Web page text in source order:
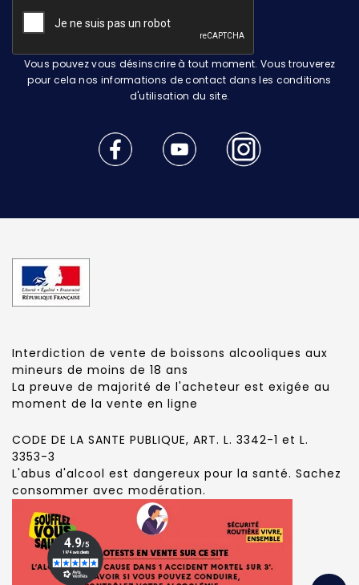
Vous pouvez vous désinscrire à tout moment. Vous trouverez
pour cela nos informations de contact dans les conditions
d'utilisation du site.
Interdiction de vente de boissons alcooliques aux
mineurs de moins de 18 ans
La preuve de majorité de l'acheteur est exigée au
moment de la vente en ligne
CODE DE LA SANTE PUBLIQUE, ART. L. 3342-1 et L.
3353-3
L'abus d'alcool est dangereux pour la santé. Sachez
consommer avec modération.